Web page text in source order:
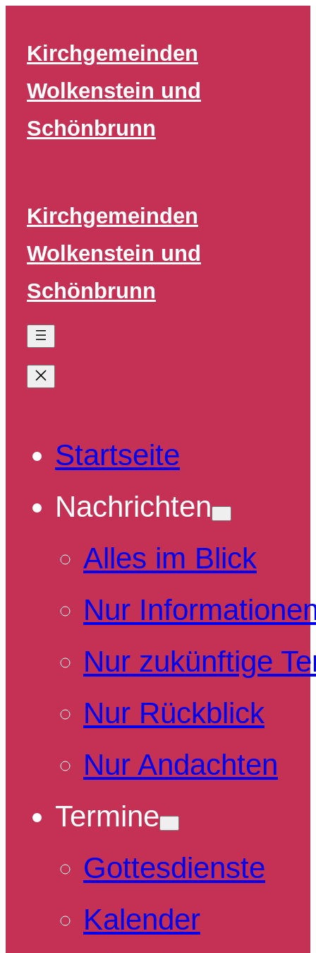
springen
Kirchgemeinden
Wolkenstein und
Schönbrunn
Kirchgemeinden
Wolkenstein und
Schönbrunn
Startseite
Nachrichten
Alles im Blick
Nur
Nur zukünftige
Nur Rückblick
Nur Andachten
Termine
Gottesdienste
Kalender